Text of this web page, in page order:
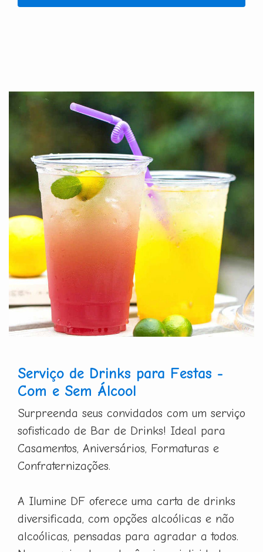
Serviço de Drinks para Festas -
Com e Sem Álcool
Surpreenda seus convidados com um serviço
sofisticado de Bar de Drinks! Ideal para
Casamentos, Aniversários, Formaturas e
Confraternizações.
A Ilumine DF oferece uma carta de drinks
diversificada, com opções alcoólicas e não
alcoólicas, pensadas para agradar a todos.